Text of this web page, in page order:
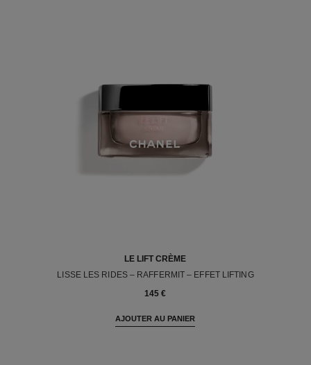
LE LIFT CRÈME
LISSE LES RIDES – RAFFERMIT – EFFET LIFTING
Réf. 141780
145 €
AJOUTER AU PANIER